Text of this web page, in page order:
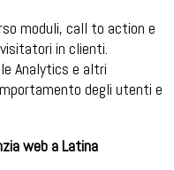
moduli, call to action e
in clienti.
Analytics e altri
degli utenti e
web a Latina